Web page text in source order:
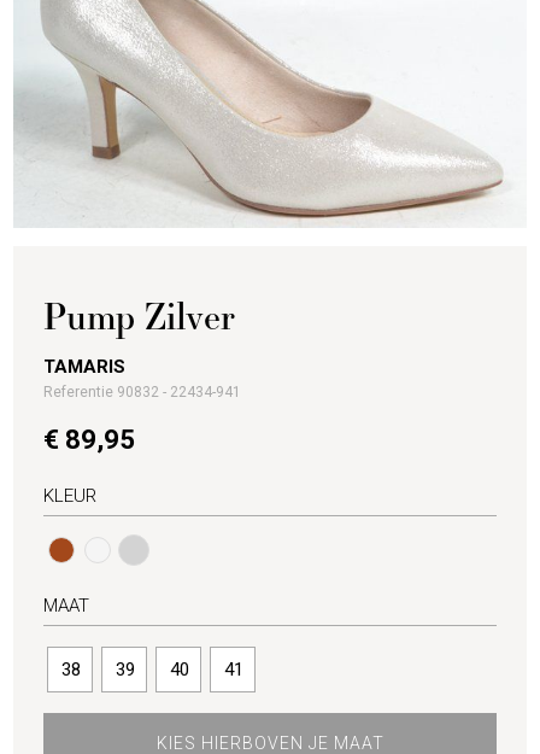
Pump Zilver
TAMARIS
Referentie 90832 - 22434-941
€ 89,95
KLEUR
MAAT
38 39 40 41
KIES HIERBOVEN JE MAAT